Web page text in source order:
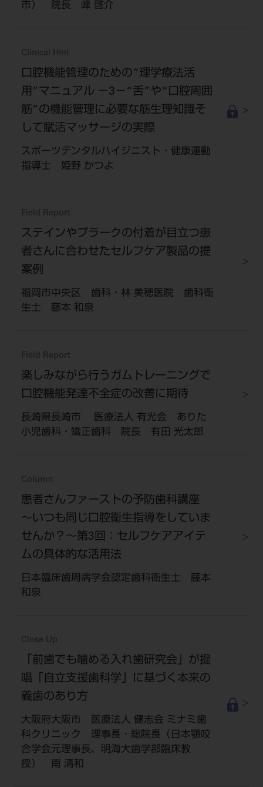
市） 院長 峰 啓介
Clinical Hint
口腔機能管理のための“理学療法活
用”マニュアル －3－“舌”や“口腔周囲
筋”の機能管理に必要な筋生理知識そ
して賦活マッサージの実際
スポーツデンタルハイジニスト・健康運動
指導士 姫野 かつよ
Field Report
ステインやプラークの付着が目立つ患
者さんに合わせたセルフケア製品の提
案例
福岡市中央区 歯科・林 美穂医院 歯科衛
生士 藤本 和泉
Field Report
楽しみながら行うガムトレーニングで
口腔機能発達不全症の改善に期待
長崎県長崎市 医療法人 有光会 ありた
小児歯科・矯正歯科 院長 有田 光太郎
Column
患者さんファーストの予防歯科講座
～いつも同じ口腔衛生指導をしていま
せんか？～第3回：セルフケアアイテ
ムの具体的な活用法
日本臨床歯周病学会認定歯科衛生士 藤本
和泉
Close Up
「前歯でも噛める入れ歯研究会」が提
唱「自立支援歯科学」に基づく本来の
義歯のあり方
大阪府大阪市 医療法人 健志会 ミナミ歯
科クリニック 理事長・総院長（日本顎咬
合学会元理事長、明海大歯学部臨床教
授） 南 清和